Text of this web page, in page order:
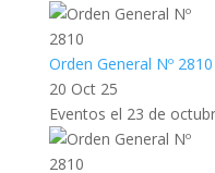
Orden General Nº 2810
20 Oct 25
Eventos el 23 de